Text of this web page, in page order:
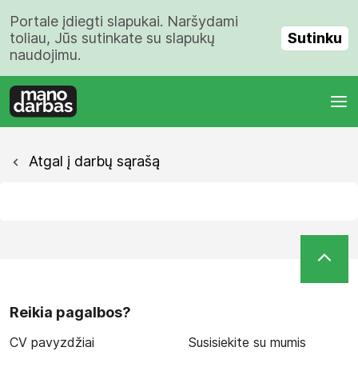
Portale įdiegti slapukai. Naršydami
toliau, Jūs sutinkate su slapukų
naudojimu.
Sutinku
Atgal į darbų sąrašą
Reikia pagalbos?
CV pavyzdžiai Susisiekite su mumis